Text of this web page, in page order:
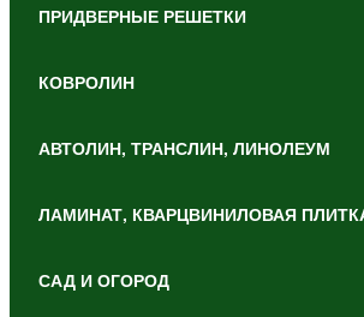
ПРИДВЕРНЫЕ РЕШЕТКИ
КОВРОЛИН
АВТОЛИН, ТРАНСЛИН, ЛИНОЛЕУМ
ЛАМИНАТ, КВАРЦВИНИЛОВАЯ
САД И ОГОРОД